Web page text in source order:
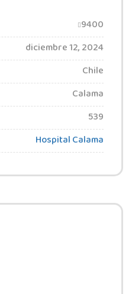
9400
diciembre 12, 2024
Chile
Calama
539
Hospital Calama